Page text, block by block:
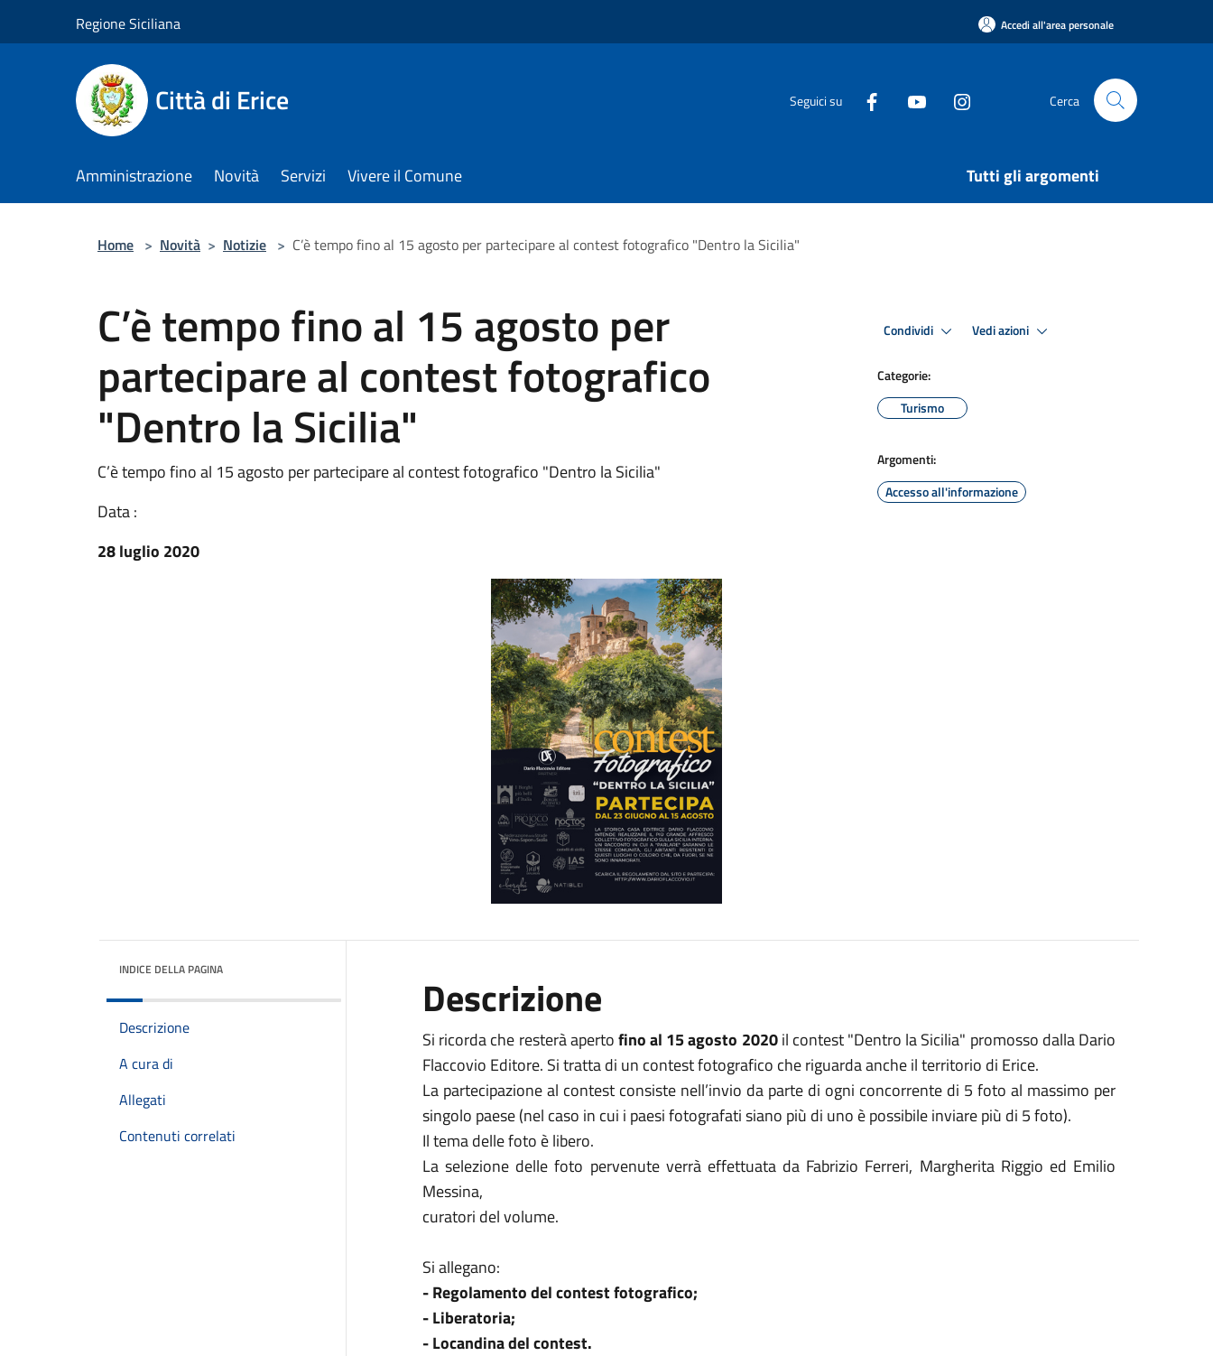
Regione Siciliana Accedi all'area personale
Città di Erice Seguici su Cerca
Amministrazione Novità Servizi Vivere il Comune Tutti gli argomenti
Home > Novità > Notizie > C’è tempo fino al 15 agosto per partecipare al contest fotografico "Dentro la Sicilia"
C’è tempo fino al 15 agosto per
partecipare al contest fotografico
"Dentro la Sicilia"
C’è tempo fino al 15 agosto per partecipare al contest fotografico "Dentro la Sicilia"
Data :
28 luglio 2020
Condividi Vedi azioni
Categorie:
Turismo
Argomenti:
Accesso all'informazione
INDICE DELLA PAGINA
Descrizione
A cura di
Allegati
Contenuti correlati
Descrizione
Si ricorda che resterà apertofino al 15 agosto 2020il contest "Dentro la Sicilia" promosso dalla Dario
Flaccovio Editore. Si tratta di un contest fotografico che riguarda anche il territorio di Erice.
La partecipazione al contest consiste nell’invio da parte di ogni concorrente di 5 foto al massimo per
singolo paese (nel caso in cui i paesi fotografati siano più di uno è possibile inviare più di 5 foto).
Il tema delle foto è libero.
La selezione delle foto pervenute verrà effettuata da Fabrizio Ferreri, Margherita Riggio ed Emilio
Messina,
curatori del volume.
Si allegano:
- Regolamento del contest fotografico;
- Liberatoria;
- Locandina del contest.